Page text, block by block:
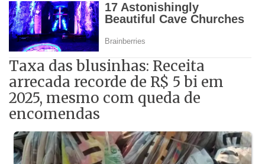
Taxa das blusinhas: Receita
arrecada recorde de R$ 5 bi em
2025, mesmo com queda de
encomendas